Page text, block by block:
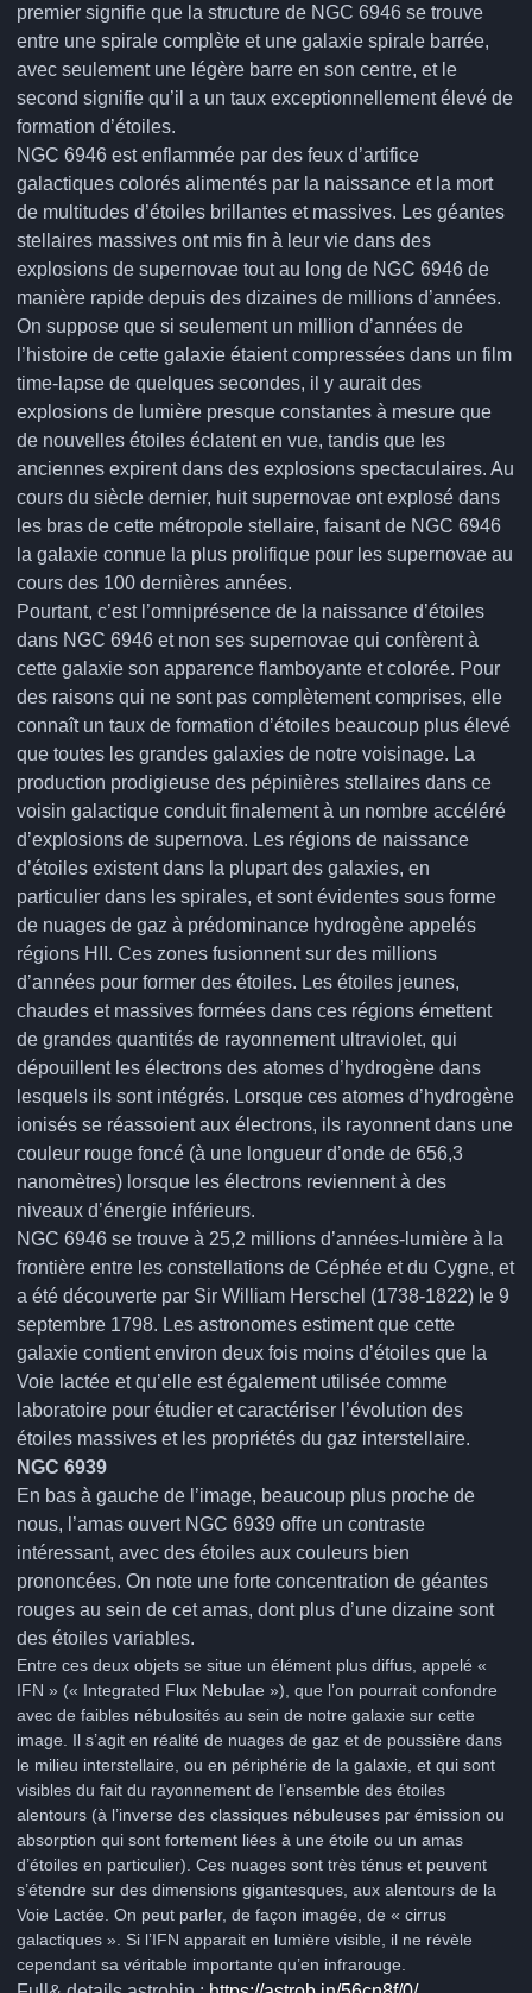
premier signifie que la structure de NGC 6946 se trouve
entre une spirale complète et une galaxie spirale barrée,
avec seulement une légère barre en son centre, et le
second signifie qu’il a un taux exceptionnellement élevé de
formation d’étoiles.
NGC 6946 est enflammée par des feux d’artifice
galactiques colorés alimentés par la naissance et la mort
de multitudes d’étoiles brillantes et massives. Les géantes
stellaires massives ont mis fin à leur vie dans des
explosions de supernovae tout au long de NGC 6946 de
manière rapide depuis des dizaines de millions d’années.
On suppose que si seulement un million d’années de
l’histoire de cette galaxie étaient compressées dans un film
time-lapse de quelques secondes, il y aurait des
explosions de lumière presque constantes à mesure que
de nouvelles étoiles éclatent en vue, tandis que les
anciennes expirent dans des explosions spectaculaires. Au
cours du siècle dernier, huit supernovae ont explosé dans
les bras de cette métropole stellaire, faisant de NGC 6946
la galaxie connue la plus prolifique pour les supernovae au
cours des 100 dernières années.
Pourtant, c’est l’omniprésence de la naissance d’étoiles
dans NGC 6946 et non ses supernovae qui confèrent à
cette galaxie son apparence flamboyante et colorée. Pour
des raisons qui ne sont pas complètement comprises, elle
connaît un taux de formation d’étoiles beaucoup plus élevé
que toutes les grandes galaxies de notre voisinage. La
production prodigieuse des pépinières stellaires dans ce
voisin galactique conduit finalement à un nombre accéléré
d’explosions de supernova. Les régions de naissance
d’étoiles existent dans la plupart des galaxies, en
particulier dans les spirales, et sont évidentes sous forme
de nuages de gaz à prédominance hydrogène appelés
régions HII. Ces zones fusionnent sur des millions
d’années pour former des étoiles. Les étoiles jeunes,
chaudes et massives formées dans ces régions émettent
de grandes quantités de rayonnement ultraviolet, qui
dépouillent les électrons des atomes d’hydrogène dans
lesquels ils sont intégrés. Lorsque ces atomes d’hydrogène
ionisés se réassoient aux électrons, ils rayonnent dans une
couleur rouge foncé (à une longueur d’onde de 656,3
nanomètres) lorsque les électrons reviennent à des
niveaux d’énergie inférieurs.
NGC 6946 se trouve à 25,2 millions d’années-lumière à la
frontière entre les constellations de Céphée et du Cygne, et
a été découverte par Sir William Herschel (1738-1822) le 9
septembre 1798. Les astronomes estiment que cette
galaxie contient environ deux fois moins d’étoiles que la
Voie lactée et qu’elle est également utilisée comme
laboratoire pour étudier et caractériser l’évolution des
étoiles massives et les propriétés du gaz interstellaire.
NGC 6939
En bas à gauche de l’image, beaucoup plus proche de
nous, l’amas ouvert NGC 6939 offre un contraste
intéressant, avec des étoiles aux couleurs bien
prononcées. On note une forte concentration de géantes
rouges au sein de cet amas, dont plus d’une dizaine sont
des étoiles variables.
Entre ces deux objets se situe un élément plus diffus, appelé «
IFN » (« Integrated Flux Nebulae »), que l’on pourrait confondre
avec de faibles nébulosités au sein de notre galaxie sur cette
image. Il s’agit en réalité de nuages de gaz et de poussière dans
le milieu interstellaire, ou en périphérie de la galaxie, et qui sont
visibles du fait du rayonnement de l’ensemble des étoiles
alentours (à l’inverse des classiques nébuleuses par émission ou
absorption qui sont fortement liées à une étoile ou un amas
d’étoiles en particulier). Ces nuages sont très ténus et peuvent
s’étendre sur des dimensions gigantesques, aux alentours de la
Voie Lactée. On peut parler, de façon imagée, de « cirrus
galactiques ». Si l’IFN apparait en lumière visible, il ne révèle
cependant sa véritable importante qu’en infrarouge.